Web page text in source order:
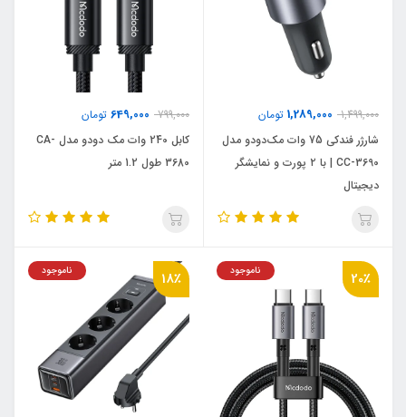
1,499,000
1,289,000 تومان
شارژر فندکی 75 وات مک‌دودو مدل
CC-3690 | با ۲ پورت و نمایشگر
دیجیتال
799,000
649,000 تومان
کابل 240 وات مک دودو مدل CA-
3680 طول 1.2 متر
20٪ ناموجود 18٪ ناموجود